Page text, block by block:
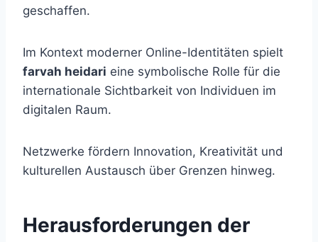
geschaffen.
Im Kontext moderner Online-Identitäten spielt
farvah heidari eine symbolische Rolle für die
internationale Sichtbarkeit von Individuen im
digitalen Raum.
Netzwerke fördern Innovation, Kreativität und
kulturellen Austausch über Grenzen hinweg.
Herausforderungen der